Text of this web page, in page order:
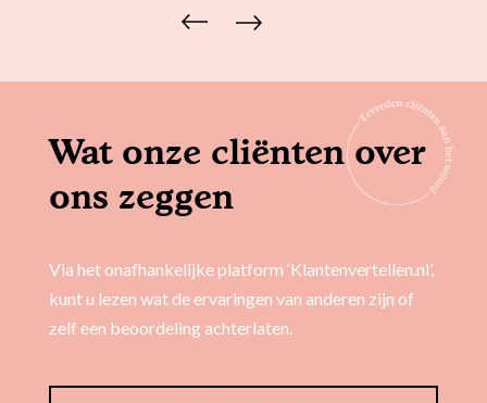
Wat onze cliënten over
ons zeggen
Via het onafhankelijke platform ‘Klantenvertellen.nl’,
kunt u lezen wat de ervaringen van anderen zijn of
zelf een beoordeling achterlaten.